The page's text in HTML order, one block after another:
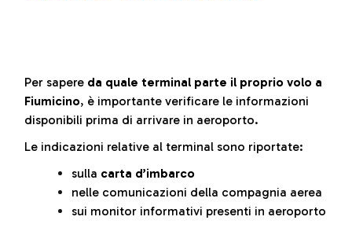
Per sapere da quale terminal parte il proprio volo a
Fiumicino, è importante verificare le informazioni
disponibili prima di arrivare in aeroporto.
Le indicazioni relative al terminal sono riportate:
sulla carta d’imbarco
nelle comunicazioni della compagnia aerea
sui monitor informativi presenti in aeroporto